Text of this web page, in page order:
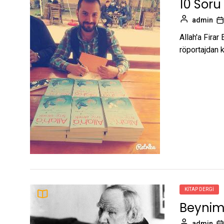
10
admin
Allah'a Firar
röportajdan
KITAP DERGI